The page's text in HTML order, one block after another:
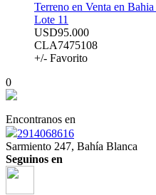
Terreno en Venta en
Lote 11
USD95.000
CLA7475108
+/- Favorito
0
Encontranos en
2914068616
Sarmiento 247, Bahía Blanca
Seguinos en